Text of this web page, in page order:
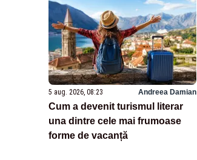
5 aug. 2026, 08:23 Andreea Damian
Cum a devenit turismul literar
una dintre cele mai frumoase
forme de vacanță